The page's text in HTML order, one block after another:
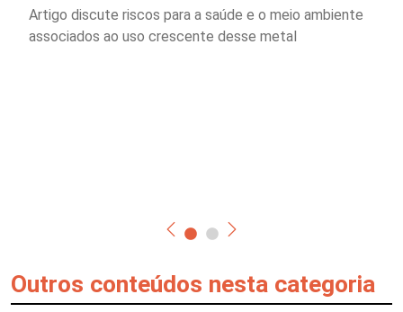
Artigo discute riscos para a saúde e o meio ambiente
associados ao uso crescente desse metal
Outros conteúdos nesta categoria